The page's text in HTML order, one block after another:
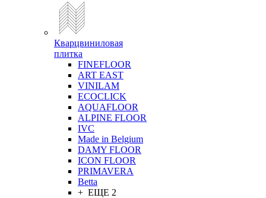
Кварцвиниловая
плитка
FINEFLOOR
ART EAST
VINILAM
ECOCLICK
AQUAFLOOR
ALPINE FLOOR
IVC
Made in Belgium
DAMY FLOOR
ICON FLOOR
PRIMAVERA
Betta
+ ЕЩЕ 2